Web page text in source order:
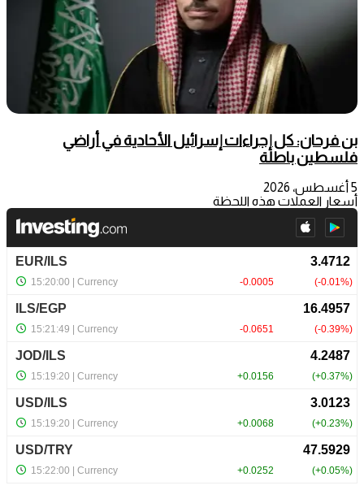
بن فرحان: كل إجراءات إسرائيل الأحادية في أراضي
فلسطين باطلة
5 أغسطس، 2026
أسعار العملات هذه اللحظة